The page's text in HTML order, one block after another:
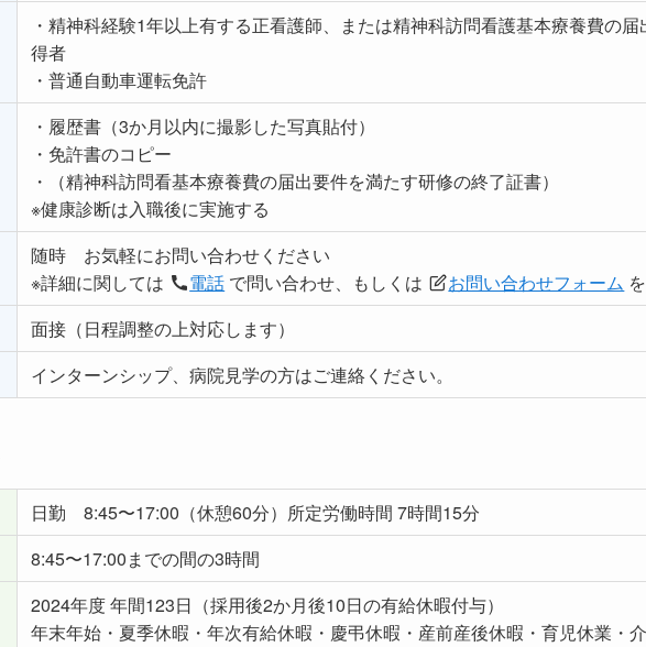
・精神科経験1年以上有する正看護師、または精神科訪問看護基本療養費の
得者
・普通自動車運転免許
・履歴書（3か月以内に撮影した写真貼付）
・免許書のコピー
・（精神科訪問看基本療養費の届出要件を満たす研修の終了証書）
※健康診断は入職後に実施する
随時 お気軽にお問い合わせください
※詳細に関しては
電話 で問い合わせ、もしくは お問い合わせフォーム
面接（日程調整の上対応します）
インターンシップ、病院見学の方はご連絡ください。
日勤 8:45〜17:00（休憩60分）所定労働時間 7時間15分
8:45〜17:00までの間の3時間
2024年度 年間123日（採用後2か月後10日の有給休暇付与）
年末年始・夏季休暇・年次有給休暇・慶弔休暇・産前産後休暇・育児休業・